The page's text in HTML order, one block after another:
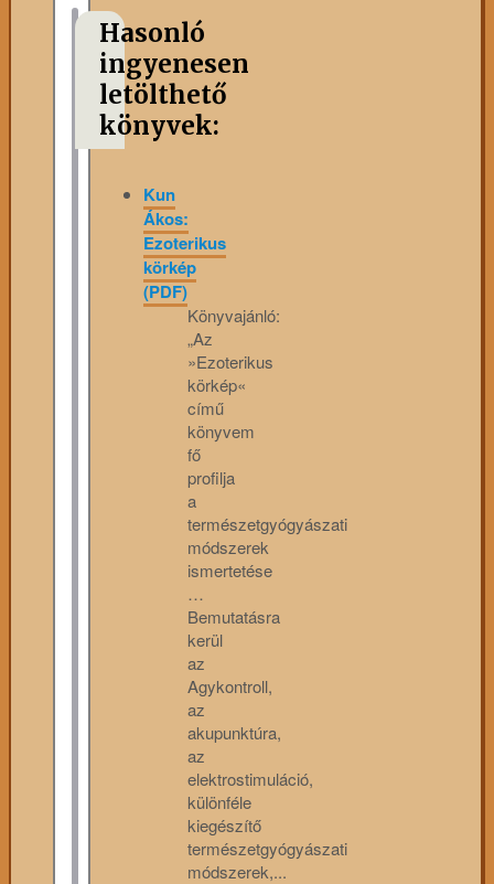
Hasonló
ingyenesen
letölthető
könyvek:
Kun
Ákos:
Ezoterikus
körkép
(PDF)
Könyvajánló:
„Az
»Ezoterikus
körkép«
című
könyvem
fő
profilja
a
természetgyógyászati
módszerek
ismertetése
…
Bemutatásra
kerül
az
Agykontroll,
az
akupunktúra,
az
elektrostimuláció,
különféle
kiegészítő
természetgyógyászati
módszerek,...